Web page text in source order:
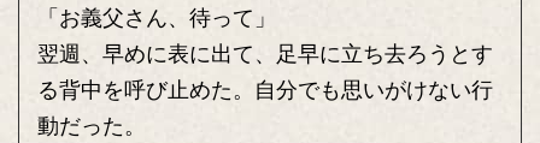
「お義父さん、待って」
翌週、早めに表に出て、足早に立ち去ろうとす
る背中を呼び止めた。自分でも思いがけない行
動だった。